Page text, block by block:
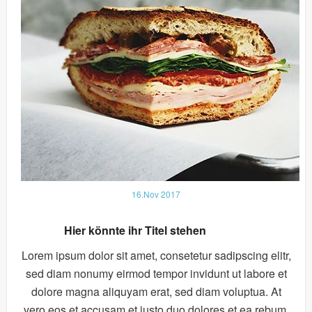
16.Nov 2017
Hier könnte ihr Titel stehen
Lorem ipsum dolor sit amet, consetetur sadipscing elitr,
sed diam nonumy eirmod tempor invidunt ut labore et
dolore magna aliquyam erat, sed diam voluptua. At